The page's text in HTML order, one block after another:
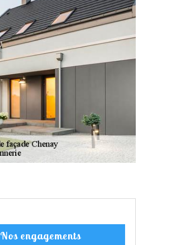
Nos engagements